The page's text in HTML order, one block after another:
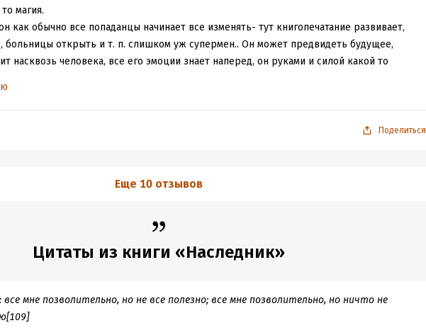
магия.
как обычно все попаданцы начинает все изменять- тут книгопечатание развивает,
открыть и т. п. слишком уж супермен.. Он может предвидеть будущее,
насквозь человека, все его эмоции знает наперед, он руками и силой какой то
не верится ничему. А ведь альтернатива, это когда веришь, что такое возможно.Поделиться
Еще 10 отзывов
Цитаты из книги «Наследник»
мне позволительно, но не все полезно; все мне позволительно, но ничто не